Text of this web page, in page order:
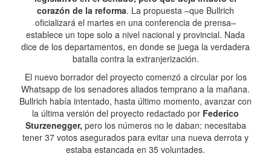
corazón de la reforma. La propuesta –que Bullrich
oficializará el martes en una conferencia de prensa–
establece un tope solo a nivel nacional y provincial. Nada
dice de los departamentos, en donde se juega la verdadera
batalla contra la extranjerización.
El nuevo borrador del proyecto comenzó a circular por los
Whatsapp de los senadores aliados temprano a la mañana.
Bullrich había intentado, hasta último momento, avanzar con
la última versión del proyecto redactado por Federico
Sturzenegger, pero los números no le daban: necesitaba
tener 37 votos asegurados para evitar una nueva derrota y
estaba estancada en 35 voluntades.